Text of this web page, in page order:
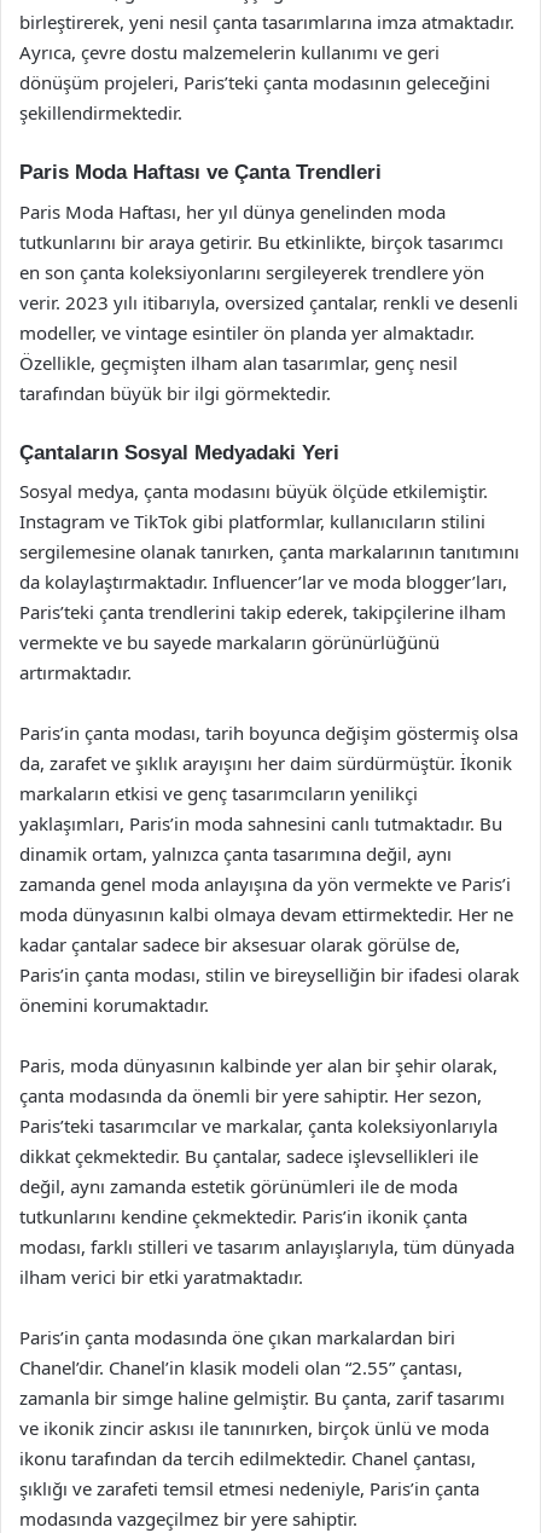
birleştirerek, yeni nesil çanta tasarımlarına imza atmaktadır.
Ayrıca, çevre dostu malzemelerin kullanımı ve geri
dönüşüm projeleri, Paris’teki çanta modasının geleceğini
şekillendirmektedir.
Paris Moda Haftası ve Çanta Trendleri
Paris Moda Haftası, her yıl dünya genelinden moda
tutkunlarını bir araya getirir. Bu etkinlikte, birçok tasarımcı
en son çanta koleksiyonlarını sergileyerek trendlere yön
verir. 2023 yılı itibarıyla, oversized çantalar, renkli ve desenli
modeller, ve vintage esintiler ön planda yer almaktadır.
Özellikle, geçmişten ilham alan tasarımlar, genç nesil
tarafından büyük bir ilgi görmektedir.
Çantaların Sosyal Medyadaki Yeri
Sosyal medya, çanta modasını büyük ölçüde etkilemiştir.
Instagram ve TikTok gibi platformlar, kullanıcıların stilini
sergilemesine olanak tanırken, çanta markalarının tanıtımını
da kolaylaştırmaktadır. Influencer’lar ve moda blogger’ları,
Paris’teki çanta trendlerini takip ederek, takipçilerine ilham
vermekte ve bu sayede markaların görünürlüğünü
artırmaktadır.
Paris’in çanta modası, tarih boyunca değişim göstermiş olsa
da, zarafet ve şıklık arayışını her daim sürdürmüştür. İkonik
markaların etkisi ve genç tasarımcıların yenilikçi
yaklaşımları, Paris’in moda sahnesini canlı tutmaktadır. Bu
dinamik ortam, yalnızca çanta tasarımına değil, aynı
zamanda genel moda anlayışına da yön vermekte ve Paris’i
moda dünyasının kalbi olmaya devam ettirmektedir. Her ne
kadar çantalar sadece bir aksesuar olarak görülse de,
Paris’in çanta modası, stilin ve bireyselliğin bir ifadesi olarak
önemini korumaktadır.
Paris, moda dünyasının kalbinde yer alan bir şehir olarak,
çanta modasında da önemli bir yere sahiptir. Her sezon,
Paris’teki tasarımcılar ve markalar, çanta koleksiyonlarıyla
dikkat çekmektedir. Bu çantalar, sadece işlevsellikleri ile
değil, aynı zamanda estetik görünümleri ile de moda
tutkunlarını kendine çekmektedir. Paris’in ikonik çanta
modası, farklı stilleri ve tasarım anlayışlarıyla, tüm dünyada
ilham verici bir etki yaratmaktadır.
Paris’in çanta modasında öne çıkan markalardan biri
Chanel’dir. Chanel’in klasik modeli olan “2.55” çantası,
zamanla bir simge haline gelmiştir. Bu çanta, zarif tasarımı
ve ikonik zincir askısı ile tanınırken, birçok ünlü ve moda
ikonu tarafından da tercih edilmektedir. Chanel çantası,
şıklığı ve zarafeti temsil etmesi nedeniyle, Paris’in çanta
modasında vazgeçilmez bir yere sahiptir.